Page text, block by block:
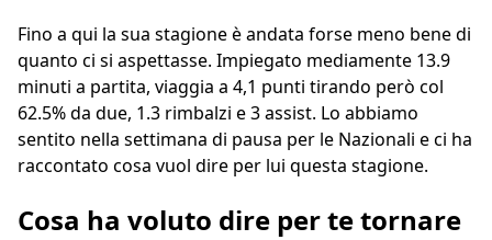
Fino a qui la sua stagione è andata forse meno bene di
quanto ci si aspettasse. Impiegato mediamente 13.9
minuti a partita, viaggia a 4,1 punti tirando però col
62.5% da due, 1.3 rimbalzi e 3 assist. Lo abbiamo
sentito nella settimana di pausa per le Nazionali e ci ha
raccontato cosa vuol dire per lui questa stagione.
Cosa ha voluto dire per te tornare